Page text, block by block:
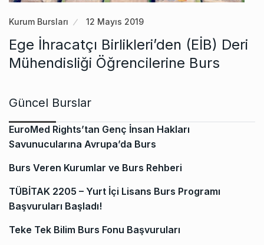
Kurum Bursları 12 Mayıs 2019
Ege İhracatçı Birlikleri’den (EİB) Deri
Mühendisliği Öğrencilerine Burs
Güncel Burslar
EuroMed Rights’tan Genç İnsan Hakları
Savunucularına Avrupa’da Burs
Burs Veren Kurumlar ve Burs Rehberi
TÜBİTAK 2205 – Yurt İçi Lisans Burs Programı
Başvuruları Başladı!
Teke Tek Bilim Burs Fonu Başvuruları